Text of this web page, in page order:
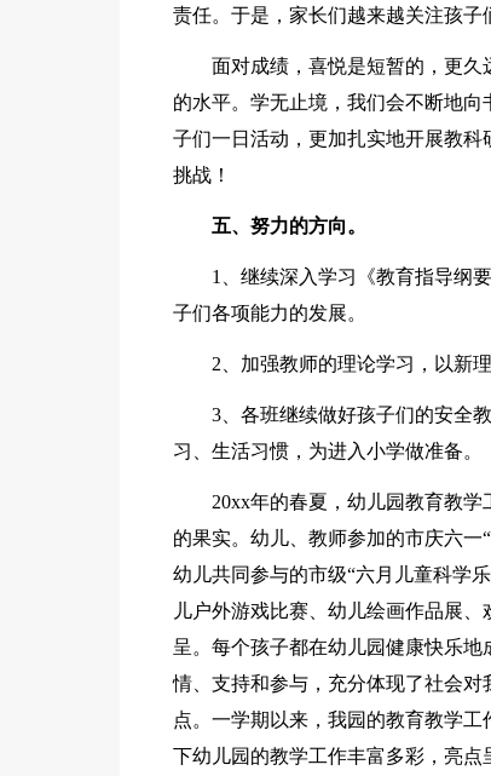
责任。于是，家长们越来越关注孩子
面对成绩，喜悦是短暂的，更
的水平。学无止境，我们会不断地
子们一日活动，更加扎实地开展教
挑战！
五、努力的方向。
1、继续深入学习《教育指导纲
子们各项能力的发展。
2、加强教师的理论学习，以新
3、各班继续做好孩子们的安全
习、生活习惯，为进入小学做准备。
20xx年的春夏，幼儿园教育教
的果实。幼儿、教师参加的市庆六一
幼儿共同参与的市级“六月儿童科学
儿户外游戏比赛、幼儿绘画作品展
呈。每个孩子都在幼儿园健康快乐
情、支持和参与，充分体现了社会
点。一学期以来，我园的教育教学
下幼儿园的教学工作丰富多彩，亮点